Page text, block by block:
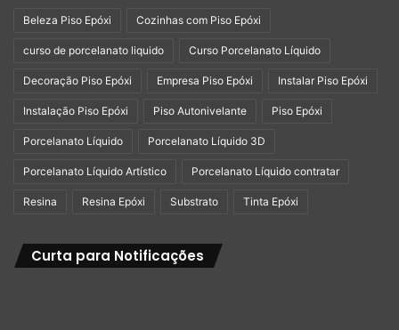
Beleza Piso Epóxi Cozinhas com Piso Epóxi
curso de porcelanato liquido Curso Porcelanato Líquido
Decoração Piso Epóxi Empresa Piso Epóxi Instalar Piso Epóxi
Instalação Piso Epóxi Piso Autonivelante Piso Epóxi
Porcelanato Líquido Porcelanato Líquido 3D
Porcelanato Líquido Artístico Porcelanato Líquido contratar
Resina Resina Epóxi Substrato Tinta Epóxi
Curta para Notificações